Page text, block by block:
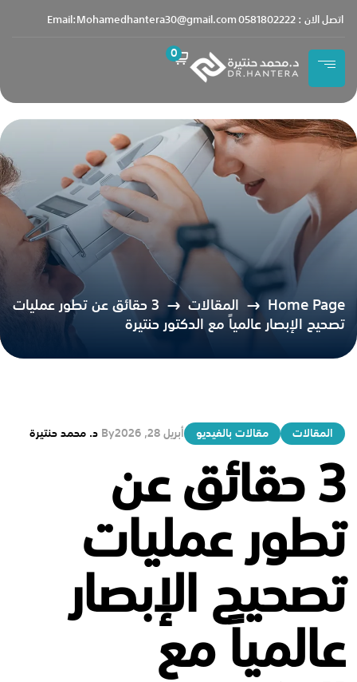
اتصل الان : 0581802222 Email:Mohamedhantera30@gmail.com
0
Home Page المقالات
3 حقائق عن تطور عمليات
تصحيح الإبصار عالمياً مع الدكتور حنتيرة
المقالات مقالات بالفيديو أبريل 28, 2026 By د. محمد حنتيرة
3 حقائق عن
تطور عمليات
تصحيح الإبصار
عالمياً مع